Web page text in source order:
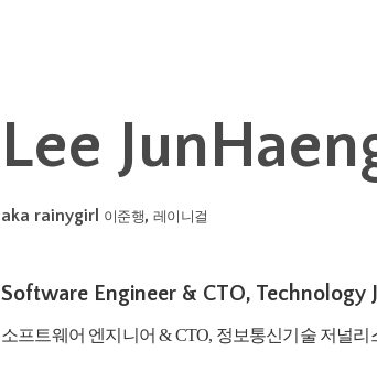
Lee
aka rainygirl 이준행,레이니걸
Software Engineer & CTO, Technology
소프트웨어 엔지니어 & CTO, 정보통신기술 저널리